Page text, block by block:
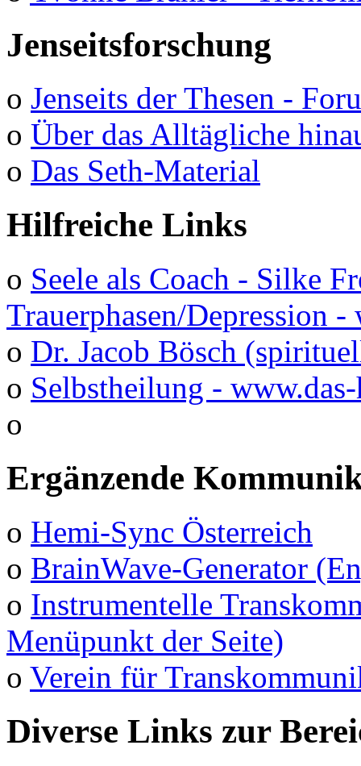
Jenseitsforschung
o Jenseits der Thesen -
o Über das Alltägliche
o Das Seth-Material
Hilfreiche Links
o Seele als Coach - Silke
Trauerphasen/Depression
o Dr. Jacob Bösch
o Selbstheilung -
o
Ergänzende
o Hemi-Sync Österreich
o BrainWave-Generator
o Instrumentelle
Menüpunkt der Seite)
o Verein für
Diverse Links zur